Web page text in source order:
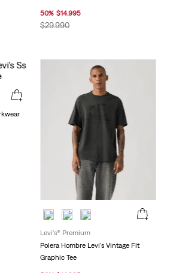
50% $14.995
$29.990
Levi's® Premium
Polera Hombre Levi's Vintage Fit
Graphic Tee